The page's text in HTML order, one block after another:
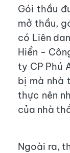
Gói thầu
mở thầu,
có Liên
Hiển -
ty CP Phú
bị mà nhà
thực nên
của nhà
Ngoài ra,